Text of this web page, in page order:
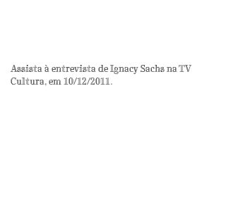
Assista à entrevista de Ignacy Sachs na TV
Cultura, em 10/12/2011.